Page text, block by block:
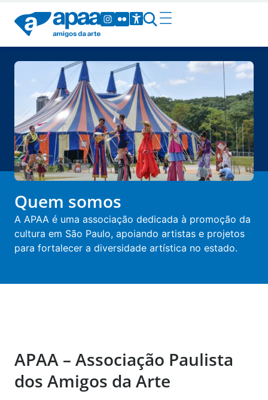
Quem somos
A APAA é uma associação dedicada à promoção da
cultura em São Paulo, apoiando artistas e projetos
para fortalecer a diversidade artística no estado.
APAA – Associação Paulista
dos Amigos da Arte